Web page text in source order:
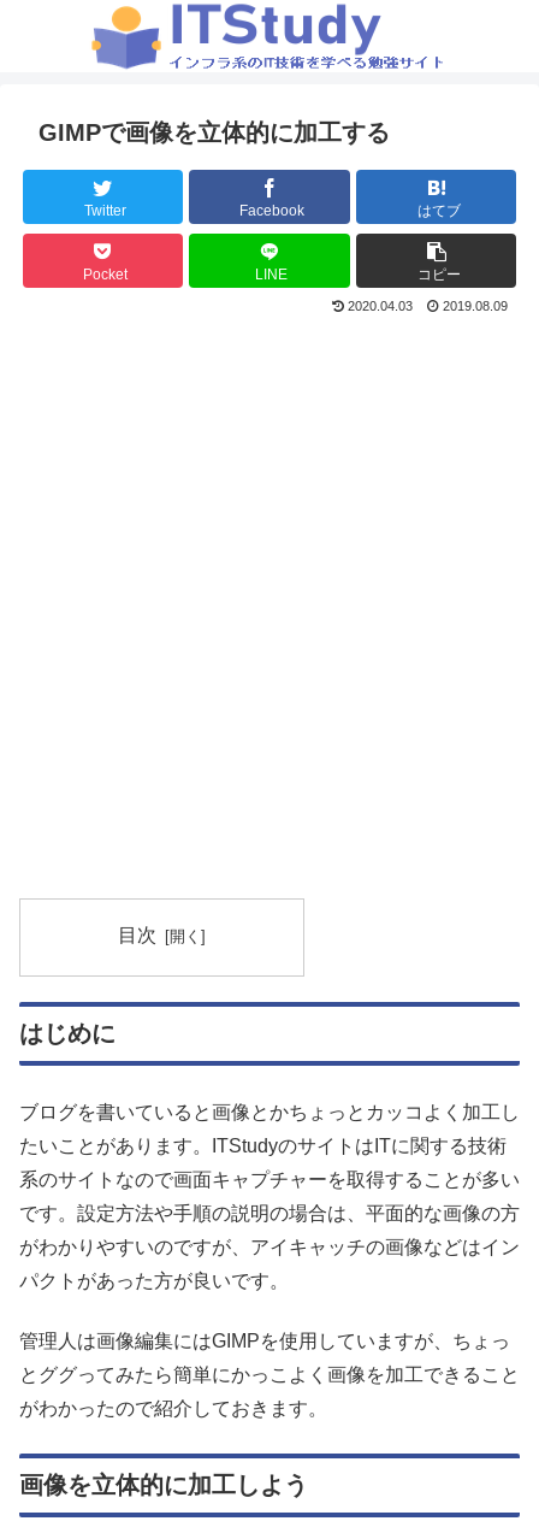
GIMPで画像を立体的に加工する
Twitter Facebook はてブ
Pocket LINE コピー
2020.04.03 2019.08.09
目次
はじめに
ブログを書いていると画像とかちょっとカッコよく加工し
たいことがあります。ITStudyのサイトはITに関する技術
系のサイトなので画面キャプチャーを取得することが多い
です。設定方法や手順の説明の場合は、平面的な画像の方
がわかりやすいのですが、アイキャッチの画像などはイン
パクトがあった方が良いです。
管理人は画像編集にはGIMPを使用していますが、ちょっ
とググってみたら簡単にかっこよく画像を加工できること
がわかったので紹介しておきます。
画像を立体的に加工しよう